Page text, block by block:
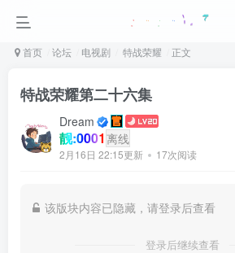
首页 论坛 电视剧 特战荣耀 正文
特战荣耀第二十六集
Dream
靓:0001 离线
2月16日 22:15更新 17次阅读
该版块内容已隐藏，请登录后查看
登录后继续查看